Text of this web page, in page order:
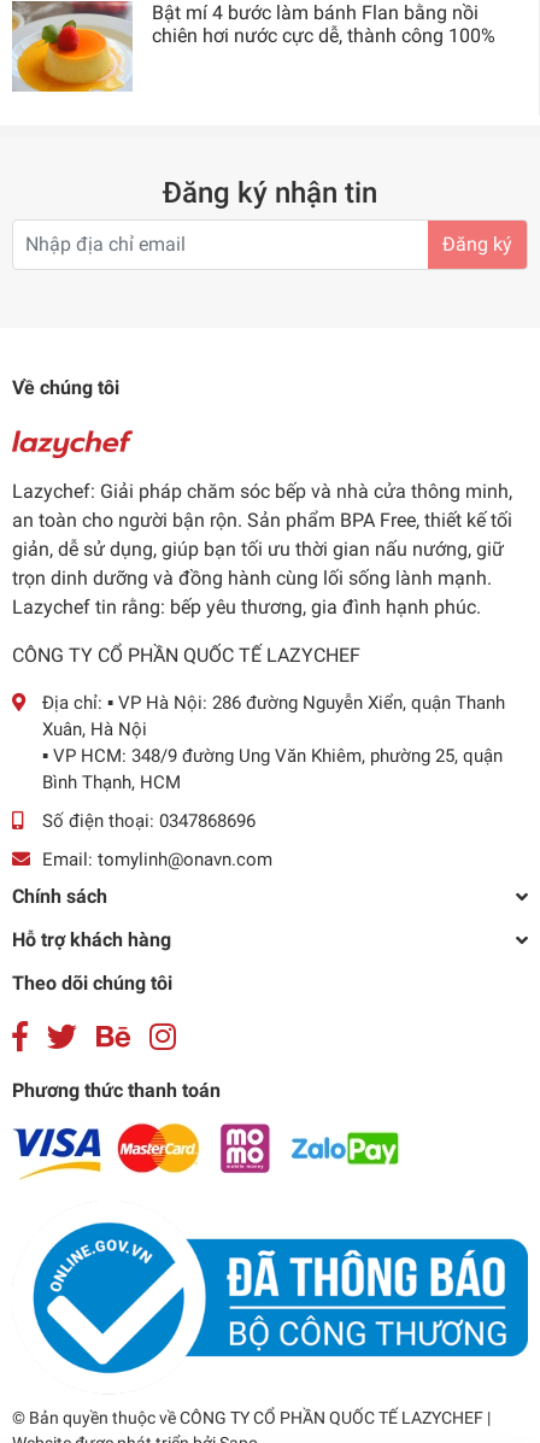
Bật mí 4 bước làm bánh Flan bằng nồi
chiên hơi nước cực dễ, thành công 100%
Đăng ký nhận tin
Đăng ký
Về chúng tôi
Lazychef: Giải pháp chăm sóc bếp và nhà cửa thông minh,
an toàn cho người bận rộn. Sản phẩm BPA Free, thiết kế tối
giản, dễ sử dụng, giúp bạn tối ưu thời gian nấu nướng, giữ
trọn dinh dưỡng và đồng hành cùng lối sống lành mạnh.
Lazychef tin rằng: bếp yêu thương, gia đình hạnh phúc.
CÔNG TY CỔ PHẦN QUỐC TẾ LAZYCHEF
Địa chỉ: ▪️ VP Hà Nội: 286 đường Nguyễn Xiển, quận Thanh
Xuân, Hà Nội
▪️ VP HCM: 348/9 đường Ung Văn Khiêm, phường 25, quận
Bình Thạnh, HCM
Số điện thoại: 0347868696
Email: tomylinh@onavn.com
Chính sách
Hỗ trợ khách hàng
Theo dõi chúng tôi
Phương thức thanh toán
© Bản quyền thuộc vềCÔNG TY CỔ PHẦN QUỐC TẾ LAZYCHEF |